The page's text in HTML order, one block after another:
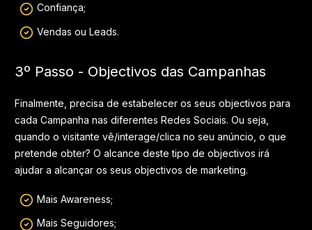
Confiança;
Vendas ou Leads.
3º Passo - Objectivos das Campanhas
Finalmente, precisa de estabelecer os seus objectivos para
cada Campanha nas diferentes Redes Sociais. Ou seja,
quando o visitante vê/interage/clica no seu anúncio, o que
pretende obter? O alcance deste tipo de objectivos irá
ajudar a alcançar os seus objectivos de marketing.
Mais Awareness;
Mais Seguidores;